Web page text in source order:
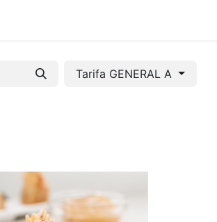
Tarifa GENERAL A